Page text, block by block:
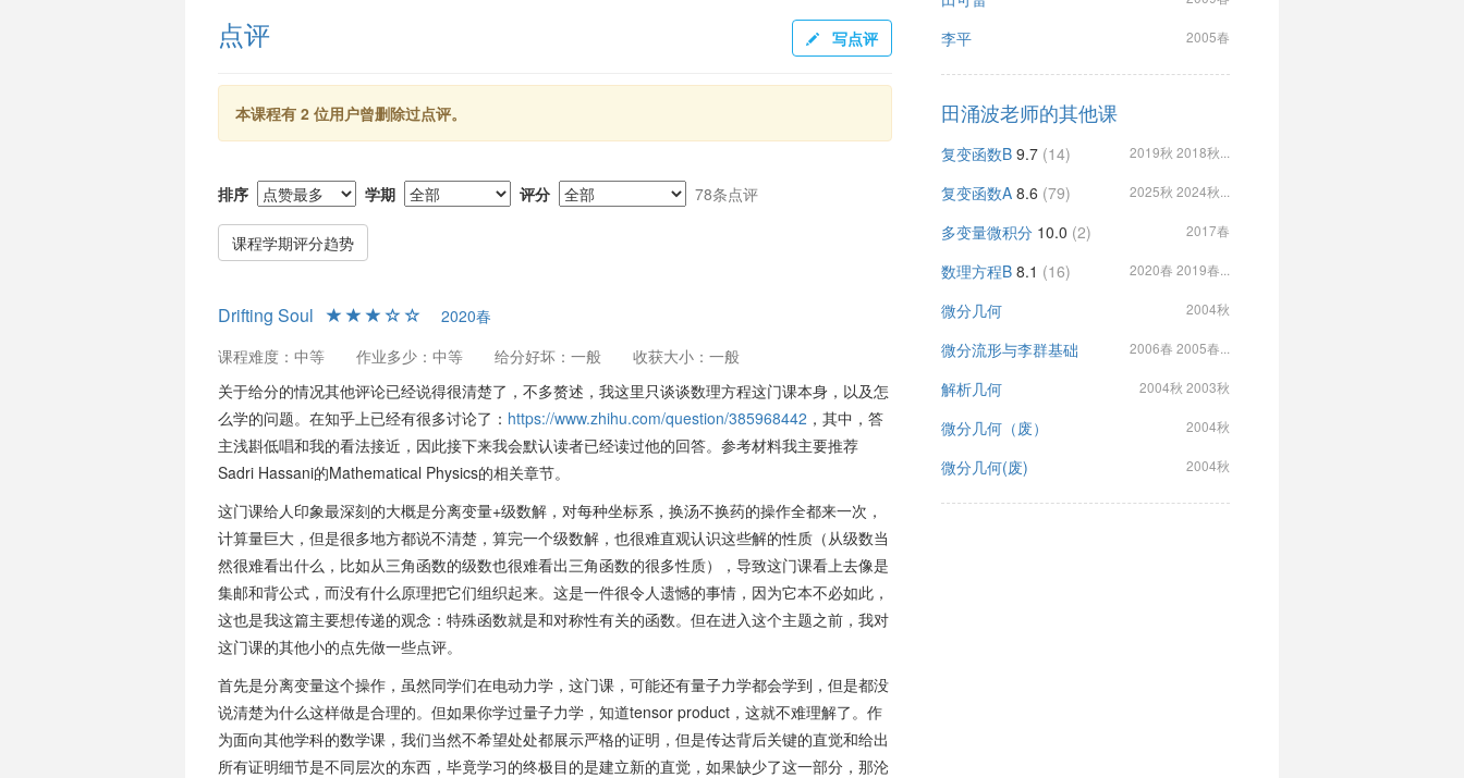
总体评价
分的学生。田老师课堂上活跃的氛围和温和的态度受到学生称赞。然而，课程内容的深入程度以及考
点评 写点评
本课程有 2 位用户曾删除过点评。
排序 学期 评分 78条点评
课程学期评分趋势
Drifting Soul
2020春
课程难度：中等
作业多少：中等 给分好坏：一般
收获大小：一般
关于给分的情况其他评论已经说得很清楚了，不多赘述，我这里只谈谈数理方程这门课本身，以及怎
么学的问题。在知乎上已经有很多讨论了： https://www.zhihu.com/question/385968442 ，其中，答
主浅斟低唱和我的看法接近，因此接下来我会默认读者已经读过他的回答。参考材料我主要推荐
Sadri Hassani的Mathematical Physics的相关章节。
这门课给人印象最深刻的大概是分离变量+级数解，对每种坐标系，换汤不换药的操作全都来一次，
计算量巨大，但是很多地方都说不清楚，算完一个级数解，也很难直观认识这些解的性质（从级数当
然很难看出什么，比如从三角函数的级数也很难看出三角函数的很多性质），导致这门课看上去像是
集邮和背公式，而没有什么原理把它们组织起来。这是一件很令人遗憾的事情，因为它本不必如此，
这也是我这篇主要想传递的观念：特殊函数就是和对称性有关的函数。但在进入这个主题之前，我对
这门课的其他小的点先做一些点评。
首先是分离变量这个操作，虽然同学们在电动力学，这门课，可能还有量子力学都会学到，但是都没
说清楚为什么这样做是合理的。但如果你学过量子力学，知道tensor product，这就不难理解了。作
为面向其他学科的数学课，我们当然不希望处处都展示严格的证明，但是传达背后关键的直觉和给出
所有证明细节是不同层次的东西，毕竟学习的终极目的是建立新的直觉，如果缺少了这一部分，那沦
李平 2005春
田涌波老师的其他课
复变函数B 9.7 (14) 2019秋 2018秋...
复变函数A 8.6 (79) 2025秋 2024秋...
多变量微积分 10.0 (2) 2017春
数理方程B 8.1 (16) 2020春 2019春...
微分几何 2004秋
微分流形与李群基础 2006春 2005春...
解析几何 2004秋 2003秋
微分几何（废） 2004秋
微分几何(废) 2004秋